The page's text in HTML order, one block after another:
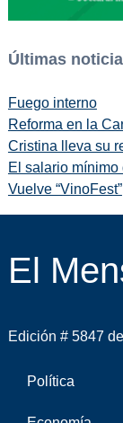
Últimas
Fuego interno
Reforma en la
Cristina lleva su
El salario
Vuelve “VinoFest”
El
Edición # 5847
Política